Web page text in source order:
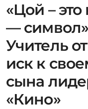
«Цой –
—
Учитель
иск к
сына
«Кино»